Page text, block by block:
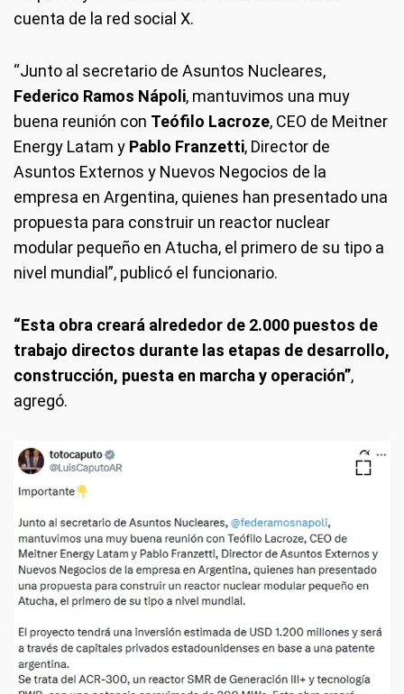
cuenta de la red social X.
“Junto al secretario de Asuntos Nucleares,
Federico Ramos Nápoli, mantuvimos una muy
buena reunión con Teófilo Lacroze, CEO de Meitner
Energy Latam y Pablo Franzetti, Director de
Asuntos Externos y Nuevos Negocios de la
empresa en Argentina, quienes han presentado una
propuesta para construir un reactor nuclear
modular pequeño en Atucha, el primero de su tipo a
nivel mundial”, publicó el funcionario.
“Esta obra creará alrededor de 2.000 puestos de
trabajo directos durante las etapas de desarrollo,
construcción, puesta en marcha y operación”,
agregó.